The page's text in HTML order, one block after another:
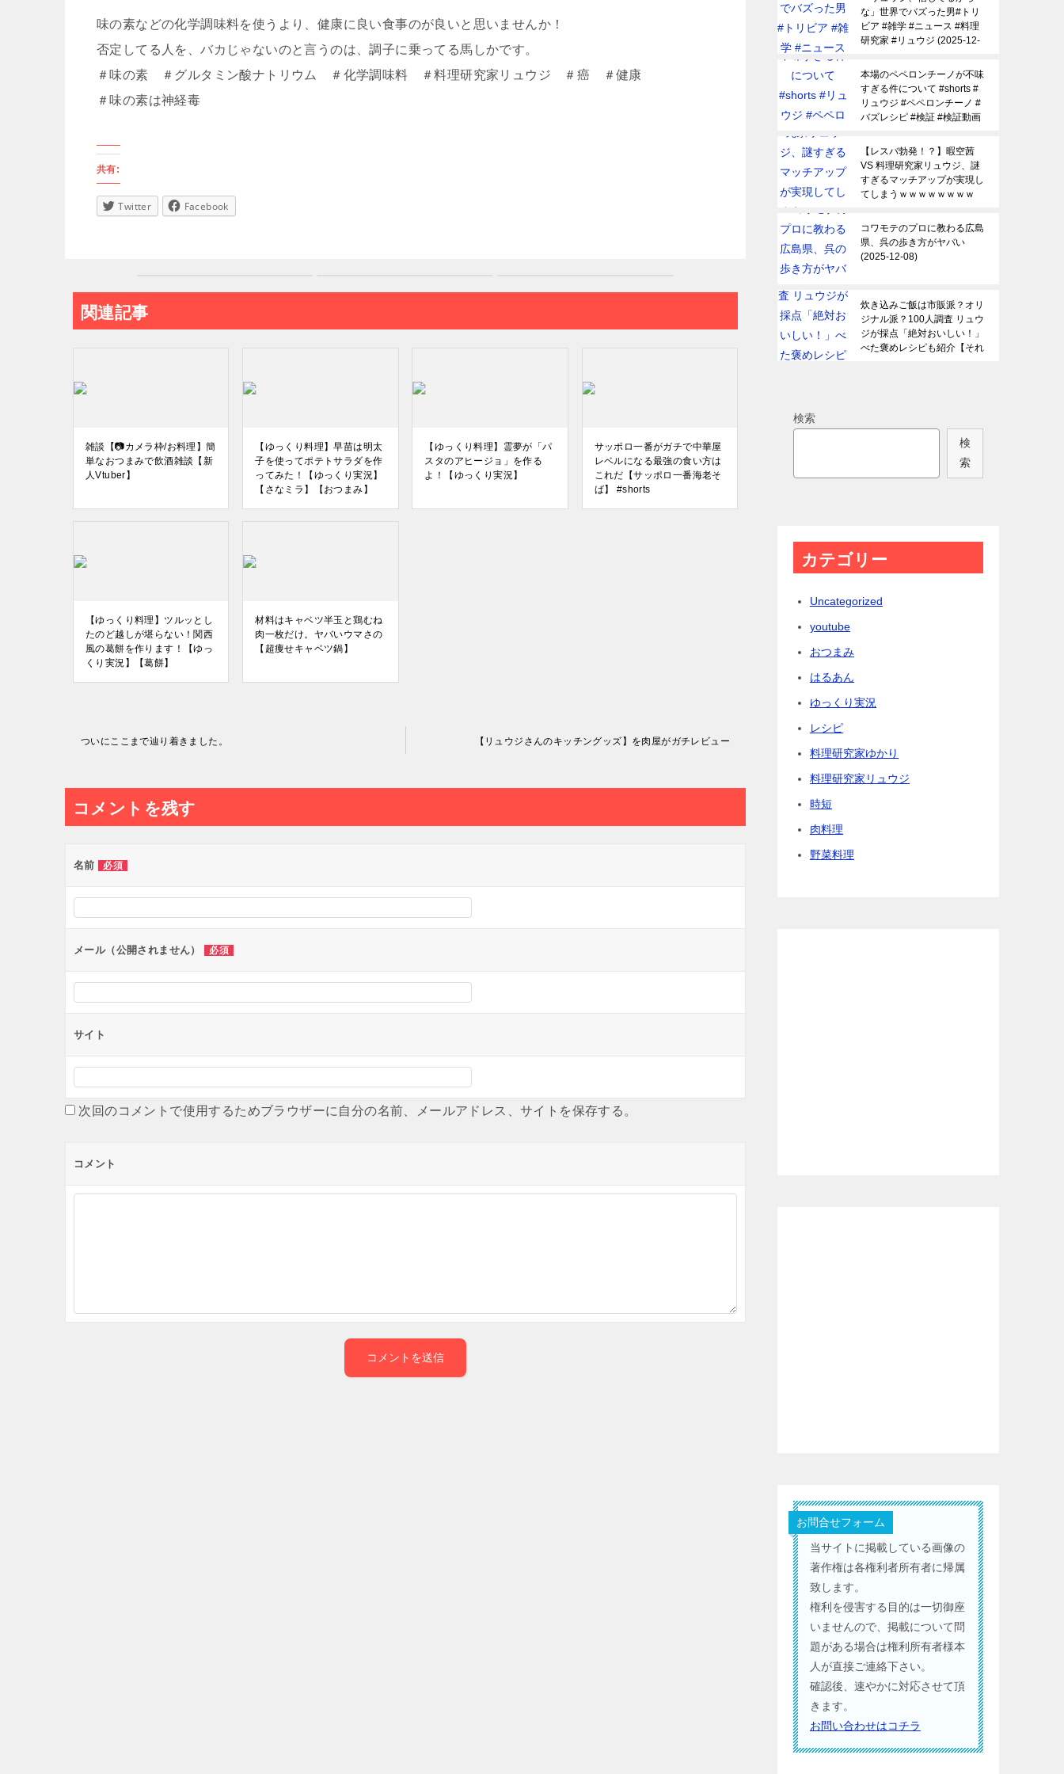
味の素などの化学調味料を使うより、健康に良い食事のが良いと思いませんか！
否定してる人を、バカじゃないのと言うのは、調子に乗ってる馬しかです。
＃味の素 ＃グルタミン酸ナトリウム ＃化学調味料 ＃料理研究家リュウジ ＃癌 ＃健康
＃味の素は神経毒
共有:
Twitter Facebook
関連記事
雑談【📷カメラ枠/お料理】簡
単なおつまみで飲酒雑談【新
人Vtuber】
【ゆっくり料理】早苗は明太
子を使ってポテトサラダを作
ってみた！【ゆっくり実況】
【さなミラ】【おつまみ】
【ゆっくり料理】霊夢が「パ
スタのアヒージョ」を作る
よ！【ゆっくり実況】
サッポロ一番がガチで中華屋
レベルになる最強の食い方は
これだ【サッポロ一番海老そ
ば】 #shorts
【ゆっくり料理】ツルッとし
たのど越しが堪らない！関西
風の葛餅を作ります！【ゆっ
くり実況】【葛餅】
材料はキャベツ半玉と鶏むね
肉一枚だけ。ヤバいウマさの
【超痩せキャベツ鍋】
投
ナ
ビ
ー
ョ
ン
ついにここまで辿り着きました。 【リュウジさんのキッチングッズ】を肉屋がガチレビュー
コメントを残す
名前 必須
メール（公開されません） 必須
サイト
次回のコメントで使用するためブラウザーに自分の名前、メールアドレス、サイトを保存する。
コメント
な」世界でバズった男#トリ
ビア #雑学 #ニュース #料理
研究家 #リュウジ 2025-12-
本場のペペロンチーノが不味
すぎる件について #shorts #
リュウジ #ペペロンチーノ #
バズレシピ #検証 #検証動画
【レスバ勃発！？】暇空茜
VS 料理研究家リュウジ、謎
すぎるマッチアップが実現し
てしまうｗｗｗｗｗｗｗｗ
ス】 2025-12-08
コワモテのプロに教わる広島
県、呉の歩き方がヤバい
2025-12-08
炊き込みご飯は市販派？オリ
ジナル派？100人調査 リュウ
ジが採点「絶対おいしい！」
べた褒めレシピも紹介【それ
検索
検
索
カテゴリー
Uncategorized
youtube
おつまみ
はるあん
ゆっくり実況
レシピ
料理研究家ゆかり
料理研究家リュウジ
時短
肉料理
野菜料理
お問合せフォーム
当サイトに掲載している画像の
著作権は各権利者所有者に帰属
致します。
権利を侵害する目的は一切御座
いませんので、掲載について問
題がある場合は権利所有者様本
人が直接ご連絡下さい。
確認後、速やかに対応させて頂
きます。
お問い合わせはコチラ